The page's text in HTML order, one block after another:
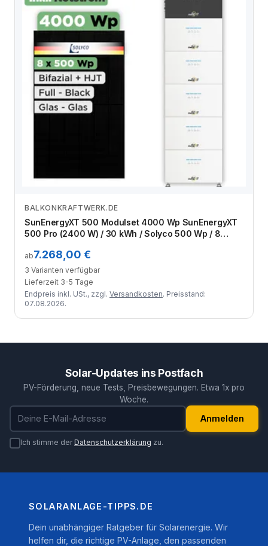
Zum Angebot
BALKONKRAFTWERK.DE
SunEnergyXT 500 Modulset 4000 Wp SunEnergyXT
500 Pro (2400 W) / 30 kWh / Solyco 500 Wp / 8
ab7.268,00 €
3 Varianten verfügbar
Lieferzeit 3-5 Tage
Endpreis inkl. USt., zzgl. Versandkosten. Preisstand:
07.08.2026.
Solar-Updates ins Postfach
PV-Förderung, neue Tests, Preisbewegungen. Etwa 1x pro
Woche.
E-Mail-Adresse
Anmelden
Ich stimme derDatenschutzerklärung zu.
SOLARANLAGE-TIPPS.DE
Dein unabhängiger Ratgeber für Solarenergie. Wir
helfen dir, die richtige PV-Anlage, den passenden